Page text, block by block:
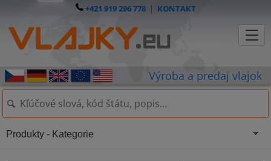
+421 919 296 778| KONTAKT
Produkty - Kategorie